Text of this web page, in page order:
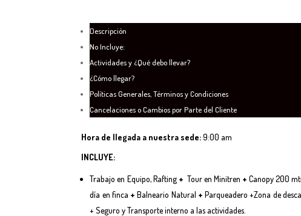
Descripción
No Incluye:
Actividades y ¿Qué debo llevar?
¿Cómo llegar?
Políticas Generales, Términos y Condiciones
Cancelaciones o Cambios por Parte del Cliente
Hora de llegada a nuestra sede:9:00 am
INCLUYE:
Trabajo en Equipo, Rafting + Tour en Minitren + Canopy 200
día en finca + Balneario Natural + Parqueadero +Zona de
+ Seguro y Transporte interno a las actividades.